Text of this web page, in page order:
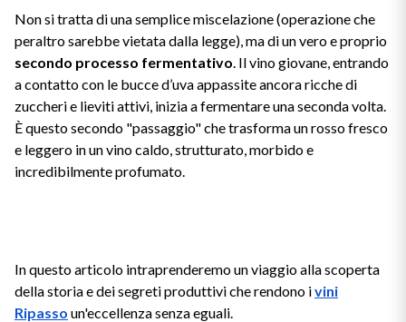
Santi
Tenuta Rapitala'
Vigneti La Selvanella
Vedi tutti
Basilicata
Pinot Nero
Primitivo
Sauvignon
Non si tratta di una semplice miscelazione (operazione che
peraltro sarebbe vietata dalla legge), ma di un vero e proprio
secondo processo fermentativo. Il vino giovane, entrando
a contatto con le bucce d’uva appassite ancora ricche di
zuccheri e lieviti attivi, inizia a fermentare una seconda volta.
È questo secondo "passaggio" che trasforma un rosso fresco
e leggero in un vino caldo, strutturato, morbido e
incredibilmente profumato.
In questo articolo intraprenderemo un viaggio alla scoperta
della storia e dei segreti produttivi che rendono ivini
Ripasso un'eccellenza senza eguali.